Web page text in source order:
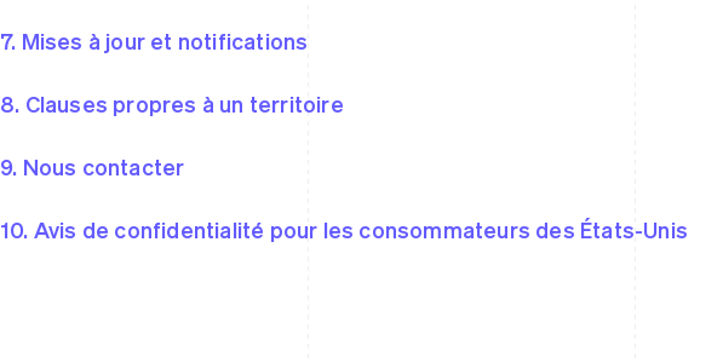
7. Mises à jour et notifications
8. Clauses propres à un territoire
9. Nous contacter
10. Avis de confidentialité pour les consommateurs des États-Unis